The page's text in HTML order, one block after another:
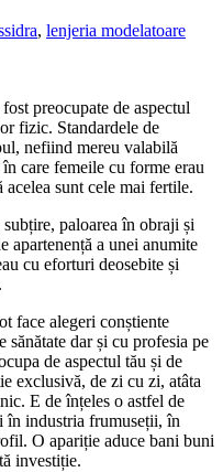
, lenjeria modelatoare
preocupate de aspectul
fizic. Standardele de
nefiind mereu valabilă
care femeile cu forme erau
acelea sunt cele mai fertile.
paloarea în obraji și
apartenență a unei anumite
cu eforturi deosebite și
face alegeri conștiente
dar și cu profesia pe
de aspectul tău și de
exclusivă, de zi cu zi, atâta
E de înțeles o astfel de
în industria frumuseții, în
O apariție aduce bani buni
investiție.